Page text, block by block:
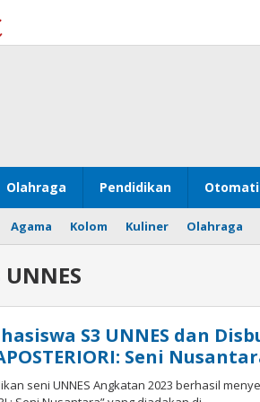
Olahraga Pendidikan
Agama Kolom Kuliner Olahraga
S3 UNNES dan
Seni
seni UNNES Angkatan 2023 berhasil